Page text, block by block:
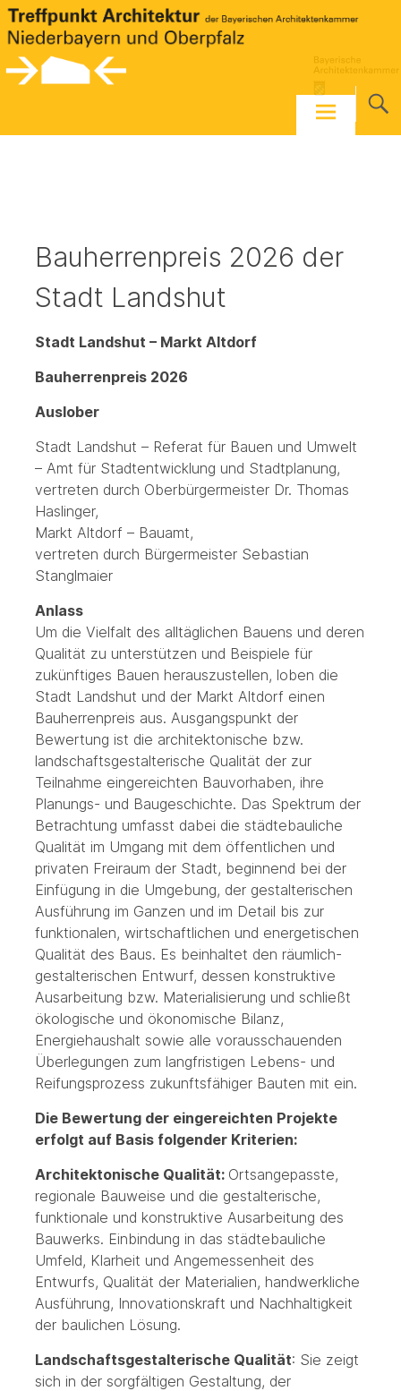
Skip
to
content
Bauherrenpreis 2026 der
Stadt Landshut
Stadt Landshut – Markt Altdorf
Bauherrenpreis 2026
Auslober
Stadt Landshut – Referat für Bauen und Umwelt
– Amt für Stadtentwicklung und Stadtplanung,
vertreten durch Oberbürgermeister Dr. Thomas
Haslinger,
Markt Altdorf – Bauamt,
vertreten durch Bürgermeister Sebastian
Stanglmaier
Anlass
Um die Vielfalt des alltäglichen Bauens und deren
Qualität zu unterstützen und Beispiele für
zukünftiges Bauen herauszustellen, loben die
Stadt Landshut und der Markt Altdorf einen
Bauherrenpreis aus. Ausgangspunkt der
Bewertung ist die architektonische bzw.
landschaftsgestalterische Qualität der zur
Teilnahme eingereichten Bauvorhaben, ihre
Planungs- und Baugeschichte. Das Spektrum der
Betrachtung umfasst dabei die städtebauliche
Qualität im Umgang mit dem öffentlichen und
privaten Freiraum der Stadt, beginnend bei der
Einfügung in die Umgebung, der gestalterischen
Ausführung im Ganzen und im Detail bis zur
funktionalen, wirtschaftlichen und energetischen
Qualität des Baus. Es beinhaltet den räumlich-
gestalterischen Entwurf, dessen konstruktive
Ausarbeitung bzw. Materialisierung und schließt
ökologische und ökonomische Bilanz,
Energiehaushalt sowie alle vorausschauenden
Überlegungen zum langfristigen Lebens- und
Reifungsprozess zukunftsfähiger Bauten mit ein.
Die Bewertung der eingereichten Projekte
erfolgt auf Basis folgender Kriterien:
Architektonische Qualität: Ortsangepasste,
regionale Bauweise und die gestalterische,
funktionale und konstruktive Ausarbeitung des
Bauwerks. Einbindung in das städtebauliche
Umfeld, Klarheit und Angemessenheit des
Entwurfs, Qualität der Materialien, handwerkliche
Ausführung, Innovationskraft und Nachhaltigkeit
der baulichen Lösung.
Landschaftsgestalterische Qualität: Sie zeigt
sich in der sorgfältigen Gestaltung, der